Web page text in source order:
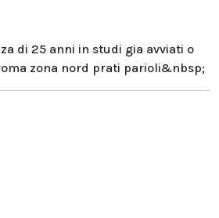
di 25 anni in studi gia avviati o
zona nord prati parioli&nbsp;